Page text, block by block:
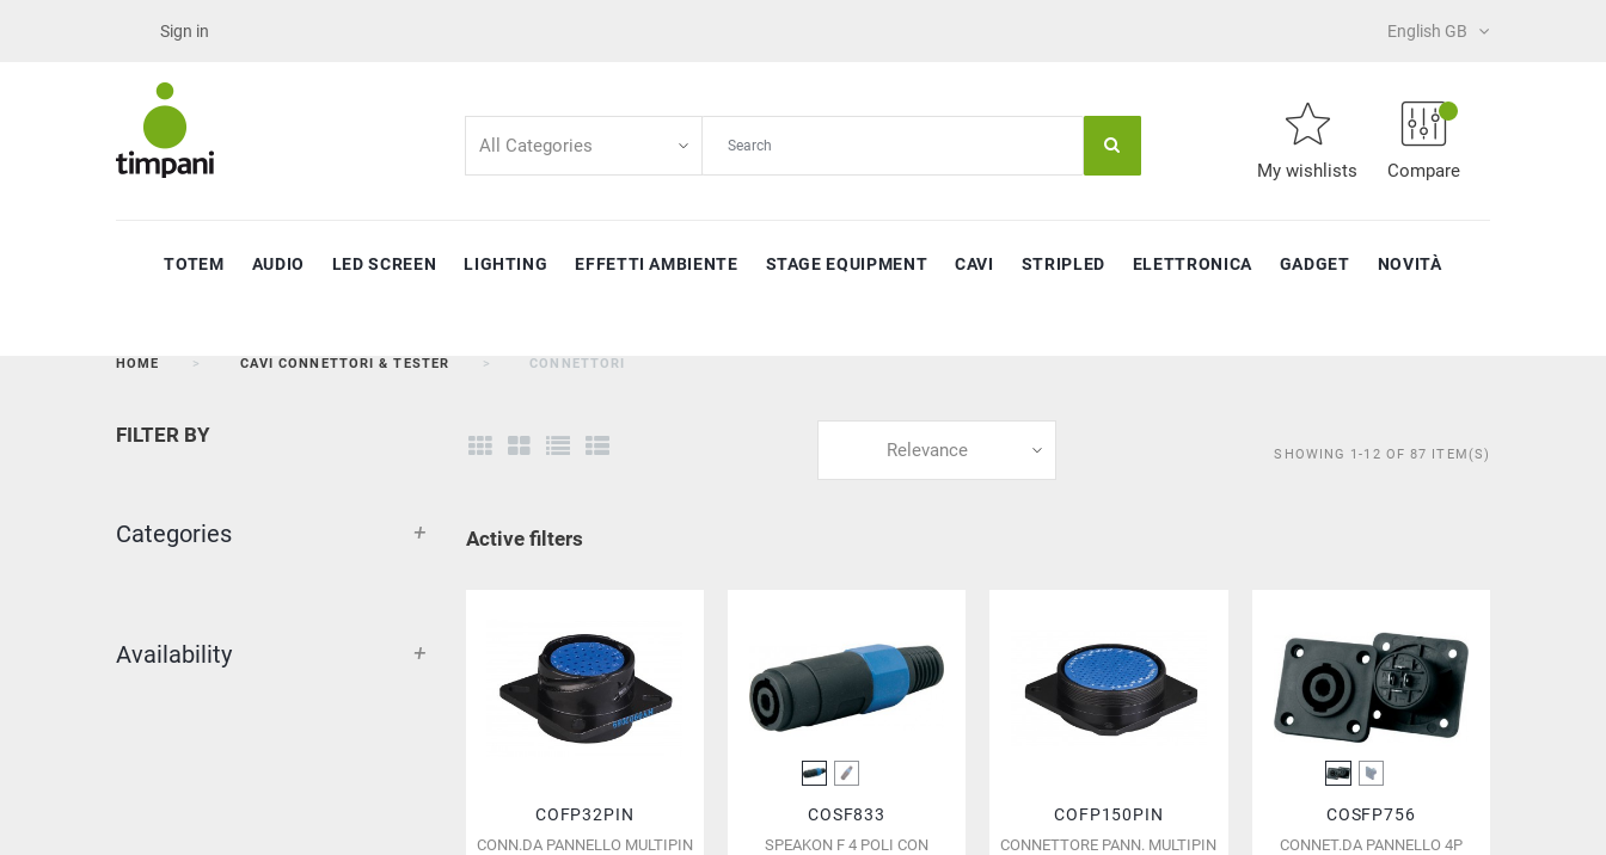
Sign in English GB
My wishlists Compare
TOTEM AUDIO LED SCREEN LIGHTING EFFETTI AMBIENTE STAGE EQUIPMENT CAVI STRIPLED ELETTRONICA GADGET NOVITÀ
HOME CAVI CONNETTORI & TESTER CONNETTORI
Relevance SHOWING 1-12 OF 87 ITEM(S)
Active filters
COFP32PIN
CONN.DA PANNELLO MULTIPIN
COSF833
SPEAKON F 4 POLI CON
COFP150PIN
CONNETTORE PANN. MULTIPIN
COSFP756
CONNET.DA PANNELLO 4P
FILTER BY
Categories +
Availability +